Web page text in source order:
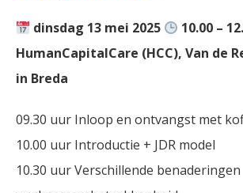
dinsdag 13 mei 2025
10.00 –
HumanCapitalCare (HCC), Van de
in Breda
09.30 uur Inloop en ontvangst met
10.00 uur Introductie + JDR model
10.30 uur Verschillende benaderingen